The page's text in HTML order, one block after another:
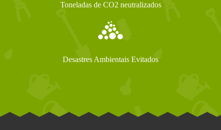
Toneladas de CO2 neutralizados
Desastres Ambientais Evitados